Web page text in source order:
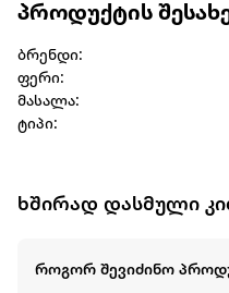
პროდუქტის
ბრენდი:
ფერი:
მასალა:
ტიპი:
ხშირად დასმული
როგორ შევიძინო